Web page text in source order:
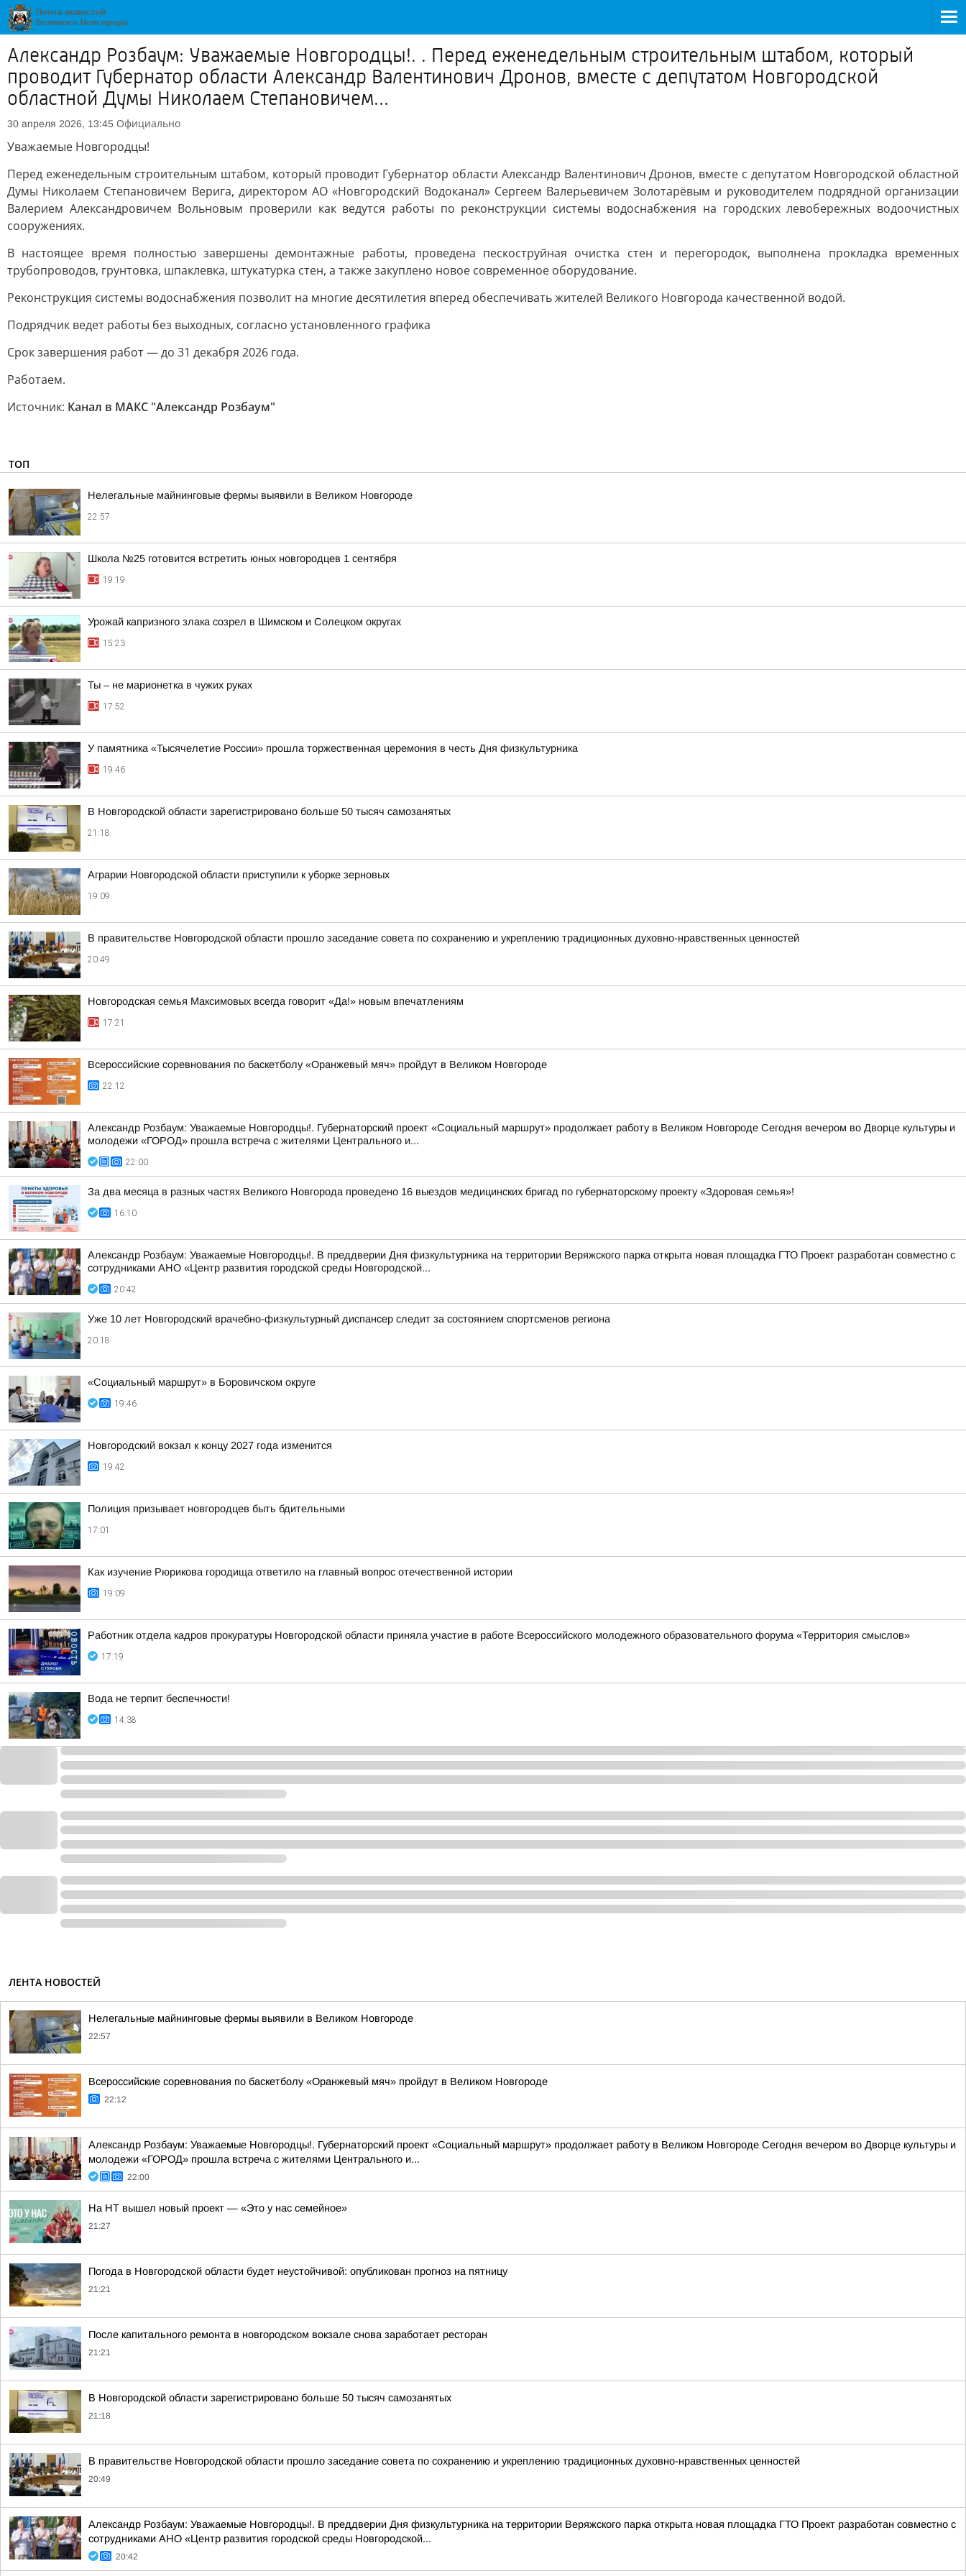
Александр Розбаум: Уважаемые Новгородцы!. . Перед еженедельным строительным штабом, который
проводит Губернатор области Александр Валентинович Дронов, вместе с депутатом Новгородской
областной Думы Николаем Степановичем...
30 апреля 2026, 13:45 Официально
Уважаемые Новгородцы!
Перед еженедельным строительным штабом, который проводит Губернатор области Александр Валентинович Дронов, вместе с депутатом Новгородской областной
Думы Николаем Степановичем Верига, директором АО «Новгородский Водоканал» Сергеем Валерьевичем Золотарёвым и руководителем подрядной организации
Валерием Александровичем Вольновым проверили как ведутся работы по реконструкции системы водоснабжения на городских левобережных водоочистных
сооружениях.
В настоящее время полностью завершены демонтажные работы, проведена пескоструйная очистка стен и перегородок, выполнена прокладка временных
трубопроводов, грунтовка, шпаклевка, штукатурка стен, а также закуплено новое современное оборудование.
Реконструкция системы водоснабжения позволит на многие десятилетия вперед обеспечивать жителей Великого Новгорода качественной водой.
Подрядчик ведет работы без выходных, согласно установленного графика
Срок завершения работ — до 31 декабря 2026 года.
Работаем.
Источник: Канал в МАКС "Александр Розбаум"
ТОП
Нелегальные майнинговые фермы выявили в Великом Новгороде
22:57
Школа №25 готовится встретить юных новгородцев 1 сентября
19:19
Урожай капризного злака созрел в Шимском и Солецком округах
15:23
Ты – не марионетка в чужих руках
17:52
У памятника «Тысячелетие России» прошла торжественная церемония в честь Дня физкультурника
19:46
В Новгородской области зарегистрировано больше 50 тысяч самозанятых
21:18
Аграрии Новгородской области приступили к уборке зерновых
19:09
В правительстве Новгородской области прошло заседание совета по сохранению и укреплению традиционных духовно-нравственных ценностей
20:49
Новгородская семья Максимовых всегда говорит «Да!» новым впечатлениям
17:21
Всероссийские соревнования по баскетболу «Оранжевый мяч» пройдут в Великом Новгороде
22:12
Александр Розбаум: Уважаемые Новгородцы!. Губернаторский проект «Социальный маршрут» продолжает работу в Великом Новгороде Сегодня вечером во Дворце культуры и
молодежи «ГОРОД» прошла встреча с жителями Центрального и...
22:00
За два месяца в разных частях Великого Новгорода проведено 16 выездов медицинских бригад по губернаторскому проекту «Здоровая семья»!
16:10
Александр Розбаум: Уважаемые Новгородцы!. В преддверии Дня физкультурника на территории Веряжского парка открыта новая площадка ГТО Проект разработан совместно с
сотрудниками АНО «Центр развития городской среды Новгородской...
20:42
Уже 10 лет Новгородский врачебно-физкультурный диспансер следит за состоянием спортсменов региона
20:18
«Социальный маршрут» в Боровичском округе
19:46
Новгородский вокзал к концу 2027 года изменится
19:42
Полиция призывает новгородцев быть бдительными
17:01
Как изучение Рюрикова городища ответило на главный вопрос отечественной истории
19:09
Работник отдела кадров прокуратуры Новгородской области приняла участие в работе Всероссийского молодежного образовательного форума «Территория смыслов»
17:19
Вода не терпит беспечности!
14:38
ЛЕНТА НОВОСТЕЙ
Нелегальные майнинговые фермы выявили в Великом Новгороде
22:57
Всероссийские соревнования по баскетболу «Оранжевый мяч» пройдут в Великом Новгороде
22:12
Александр Розбаум: Уважаемые Новгородцы!. Губернаторский проект «Социальный маршрут» продолжает работу в Великом Новгороде Сегодня вечером во Дворце культуры и
молодежи «ГОРОД» прошла встреча с жителями Центрального и...
22:00
На НТ вышел новый проект — «Это у нас семейное»
21:27
Погода в Новгородской области будет неустойчивой: опубликован прогноз на пятницу
21:21
После капитального ремонта в новгородском вокзале снова заработает ресторан
21:21
В Новгородской области зарегистрировано больше 50 тысяч самозанятых
21:18
В правительстве Новгородской области прошло заседание совета по сохранению и укреплению традиционных духовно-нравственных ценностей
20:49
Александр Розбаум: Уважаемые Новгородцы!. В преддверии Дня физкультурника на территории Веряжского парка открыта новая площадка ГТО Проект разработан совместно с
сотрудниками АНО «Центр развития городской среды Новгородской...
20:42